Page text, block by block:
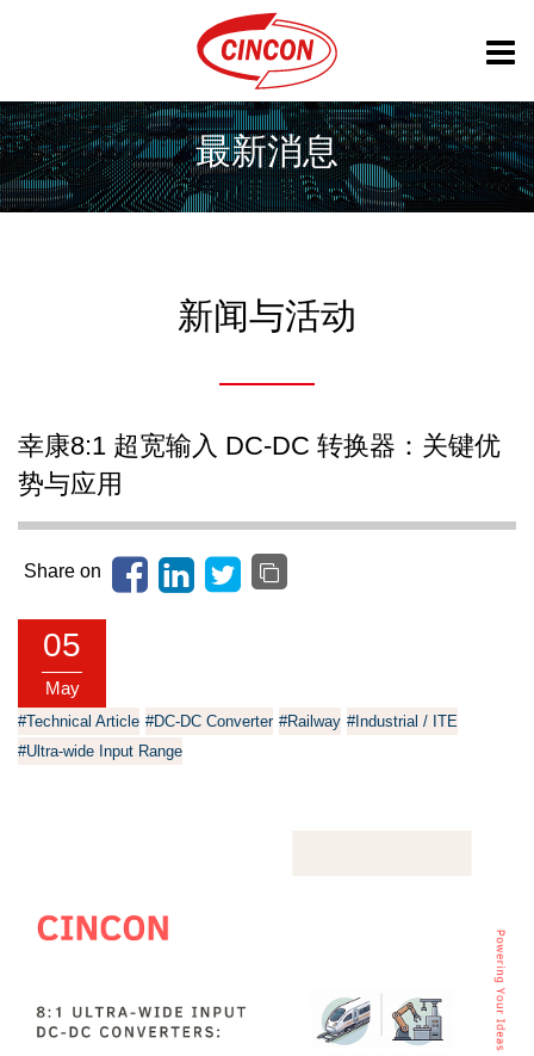
最新消息
新闻与活动
幸康8:1 超宽输入 DC-DC 转换器：关键优
势与应用
Share on
05
May
#Technical Article #DC-DC Converter #Railway #Industrial / ITE
#Ultra-wide Input Range